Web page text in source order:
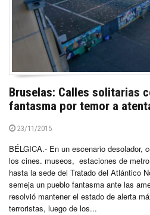
Bruselas: Calles solitarias
fantasma por temor a
23/11/2015
BÉLGICA.- En un escenario desolador,
los cines. museos, estaciones de
hasta la sede del Tratado del Atlántico
semeja un pueblo fantasma ante las
resolvió mantener el estado de alerta
terroristas, luego de los...